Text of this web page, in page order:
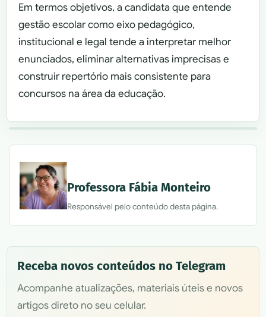
Em termos objetivos, a candidata que entende
gestão escolar como eixo pedagógico,
institucional e legal tende a interpretar melhor
enunciados, eliminar alternativas imprecisas e
construir repertório mais consistente para
concursos na área da educação.
Professora Fábia Monteiro
Responsável pelo conteúdo desta página.
Receba novos conteúdos no Telegram
Acompanhe atualizações, materiais úteis e novos
artigos direto no seu celular.